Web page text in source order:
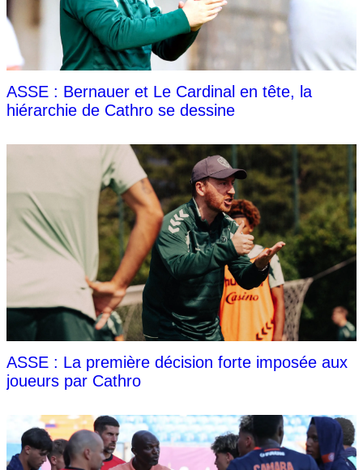
ASSE : Bernauer et Le Cardinal en tête, la
hiérarchie de Cathro se dessine
ASSE : La première décision forte imposée aux
joueurs par Cathro